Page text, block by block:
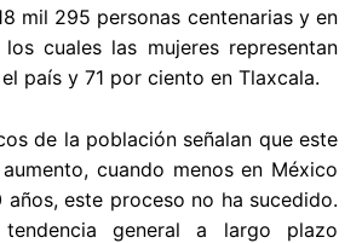
mil 295 personas centenarias y en
cuales las mujeres representan
país y 71 por ciento en Tlaxcala.
de la población señalan que este
cuando menos en México
este proceso no ha sucedido.
general a largo plazo